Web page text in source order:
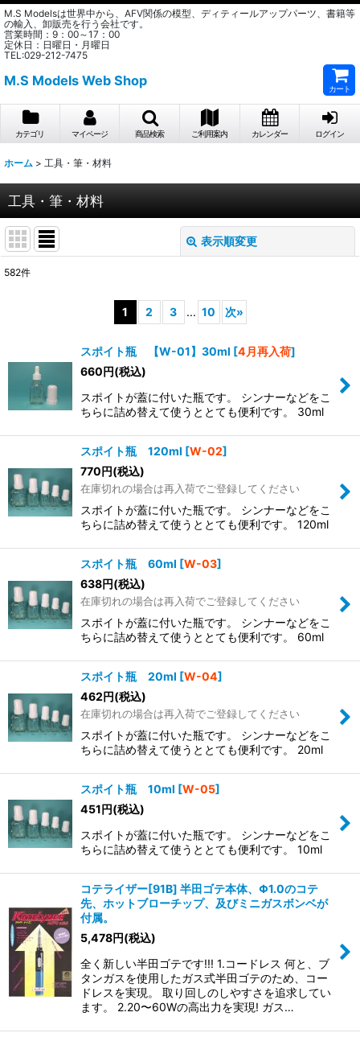
M.S Modelsは世界中から、AFV関係の模型、ディティールアップパーツ、書籍等
の輸入、卸販売を行う会社です。
営業時間：9：00～17：00
定休日：日曜日・月曜日
TEL:029-212-7475
M.S Models Web Shop
カート
カテゴリ マイページ 商品検索 ご利用案内 カレンダー ログイン
ホーム > 工具・筆・材料
工具・筆・材料
表示順変更
サブカテゴリ
在庫あり
582件
1 2 3 ... 10 次»
スポイト瓶 【W-01】30ml [4月再入荷]
660円(税込)
スポイトが蓋に付いた瓶です。 シンナーなどをこ
ちらに詰め替えて使うととても便利です。 30ml
スポイト瓶 120ml [W-02]
770円(税込)
在庫切れの場合は再入荷でご登録してください
スポイトが蓋に付いた瓶です。 シンナーなどをこ
ちらに詰め替えて使うととても便利です。 120ml
スポイト瓶 60ml [W-03]
638円(税込)
在庫切れの場合は再入荷でご登録してください
スポイトが蓋に付いた瓶です。 シンナーなどをこ
ちらに詰め替えて使うととても便利です。 60ml
スポイト瓶 20ml [W-04]
462円(税込)
在庫切れの場合は再入荷でご登録してください
スポイトが蓋に付いた瓶です。 シンナーなどをこ
ちらに詰め替えて使うととても便利です。 20ml
スポイト瓶 10ml [W-05]
451円(税込)
スポイトが蓋に付いた瓶です。 シンナーなどをこ
ちらに詰め替えて使うととても便利です。 10ml
コテライザー[91B] 半田ゴテ本体、Φ1.0のコテ
先、ホットブローチップ、及びミニガスボンベが
付属。
5,478円(税込)
全く新しい半田ゴテです!!! 1.コードレス 何と、ブ
タンガスを使用したガス式半田ゴテのため、コー
ドレスを実現。 取り回しのしやすさを追求してい
ます。 2.20〜60Wの高出力を実現! ガス…